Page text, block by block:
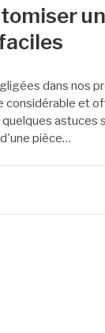
dans nos
considérable et
astuces
pièce…